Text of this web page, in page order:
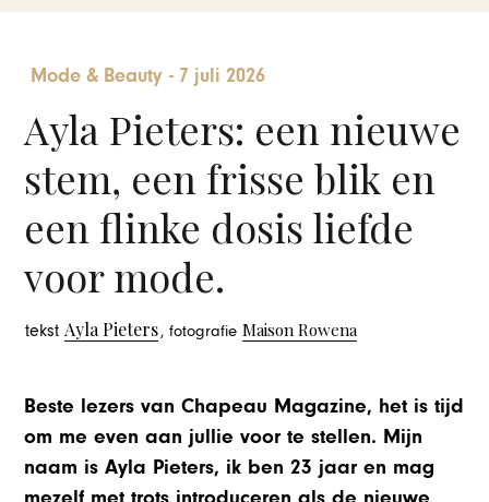
Mode & Beauty - 7 juli 2026
Ayla Pieters: een nieuwe
stem, een frisse blik en
een flinke dosis liefde
voor mode.
tekstAyla Pieters, fotografieMaison Rowena
Beste lezers van Chapeau Magazine, het is tijd
om me even aan jullie voor te stellen. Mijn
naam is Ayla Pieters, ik ben 23 jaar en mag